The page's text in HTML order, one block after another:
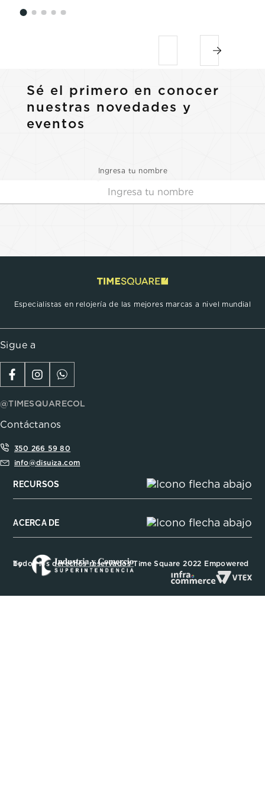
Sé el primero en conocer
nuestras novedades y
eventos
Ingresa tu nombre
Especialistas en relojería de las mejores marcas a nivel mundial
Sigue a
@TIMESQUARECOL
Contáctanos
350 266 59 80
info@disuiza.com
RECURSOS
ACERCA DE
Todos los derechos reservados Time Square 2022 Empowered by